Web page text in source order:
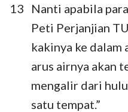
13
Nanti apabila
Peti Perjanjian
kakinya ke dalam
arus airnya akan
mengalir dari
satu tempat.”